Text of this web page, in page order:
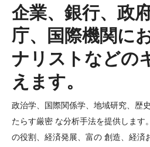
専攻学科
専攻学科一覧
学部課程修了証書プログラム
副専攻一覧（英語）
オナーズ・プログラム（英語）
企業、銀行、政
庁、国際機関に
ナリストなどの
えます。
政治学、国際関係学、地域研究、歴
たらす厳密 な分析手法を提供します
の役割、経済発展、富の 創造、経済